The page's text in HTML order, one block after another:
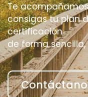
Te
consigas tu plan
certificación
de forma